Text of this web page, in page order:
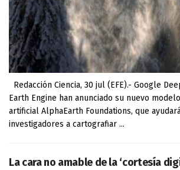
Redacción Ciencia, 30 jul (EFE).- Google
Earth Engine han anunciado su nuevo
artificial AlphaEarth Foundations, que
investigadores a cartografiar ...
La cara no amable de la ‘cortesía